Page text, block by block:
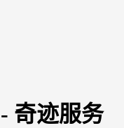
奇迹服务